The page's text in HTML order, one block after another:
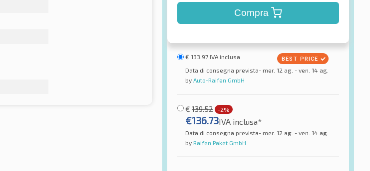
Compra
€ 133.97 IVA inclusa
Data di consegna prevista- mer. 12 ag. - ven. 14 ag.
by Auto-Raifen GmbH
€ 139.52 -2%
€136.73IVA inclusa*
Data di consegna prevista- mer. 12 ag. - ven. 14 ag.
by Raifen Paket GmbH